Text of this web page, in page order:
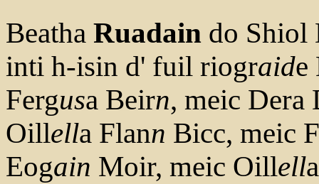
Beatha Ruadain do Shiol
inti h-isin d' fuil riograide
Fergusa Beirn, meic Dera
Oillella Flann Bicc, meic
Eogain Moir, meic Oillell